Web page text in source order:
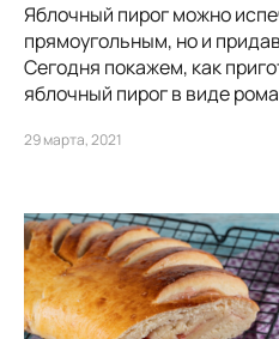
Яблочный пирог можно
прямоугольным, но и
Сегодня покажем, как
яблочный пирог в виде
29 марта, 2021